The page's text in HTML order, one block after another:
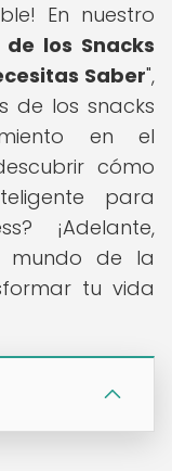
En nuestro
de los Snacks
Saber",
de los snacks
en el
cómo
para
¡Adelante,
mundo de la
tu vida